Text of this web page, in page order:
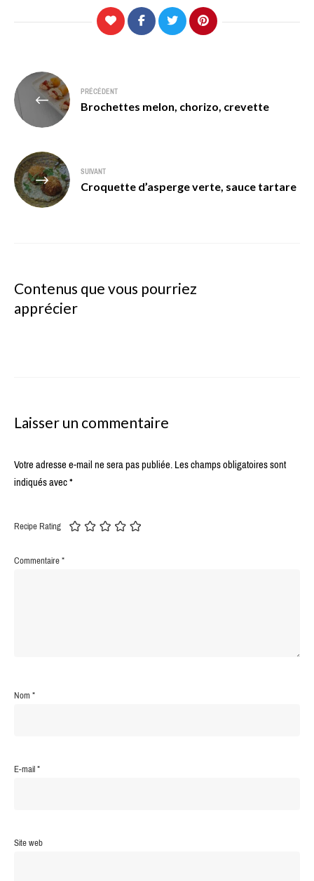
Navigation
de
l’article
PRÉCÉDENT
Brochettes melon, chorizo, crevette
SUIVANT
Croquette d’asperge verte, sauce tartare
Contenus que vous pourriez
apprécier
Laisser un commentaire
Votre adresse e-mail ne sera pas publiée.Les champs obligatoires sont
indiqués avec*
Recipe Rating
Commentaire*
Nom*
E-mail*
Site web